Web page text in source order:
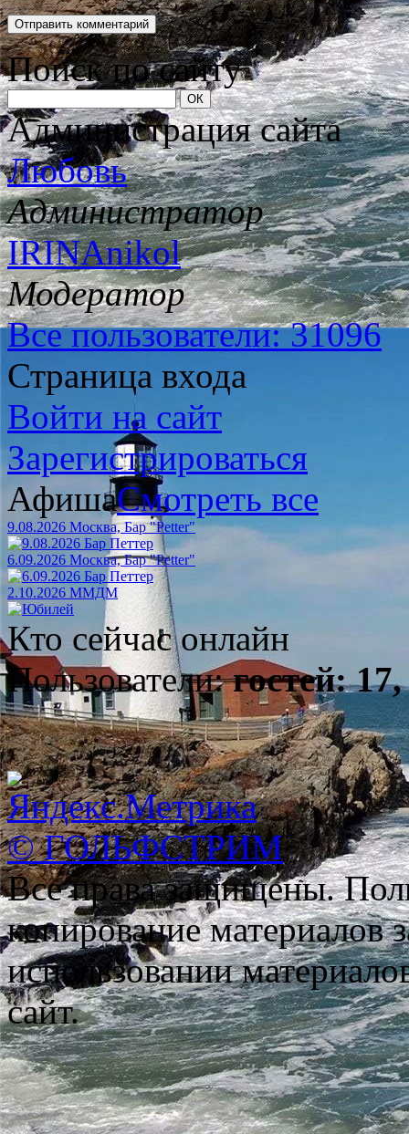
Поиск по сайту
Администрация сайта
Любовь
Администратор
IRINAnikol
Модератор
Все пользователи: 31096
Страница входа
Войти на сайт
Зарегистрироваться
АфишаСмотреть все
9.08.2026 Москва, Бар "Petter"
6.09.2026 Москва, Бар "Petter"
2.10.2026 ММДМ
Кто сейчас онлайн
Пользователи:гостей:
© ГОЛЬФСТРИМ
Все права защищены.
копирование материалов
использовании
сайт.